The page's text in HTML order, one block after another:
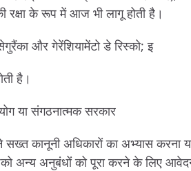
रक्षा के रूप में आज भी लागू होती है।
और गेरेंशियामेंटो डे रिस्को; इ
है।
या संगठनात्मक सरकार
कानूनी अधिकारों का अभ्यास करना
अन्य अनुबंधों को पूरा करने के लिए